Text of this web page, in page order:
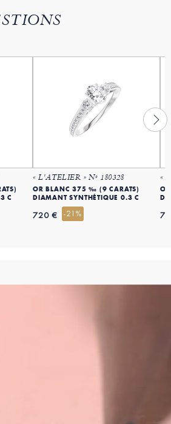
C
« L'ATELIER » Nº 180328
OR BLANC 375 ‰ (9 CARATS)
DIAMANT SYNTHÉTIQUE 0.3 C
720 € -21%
«